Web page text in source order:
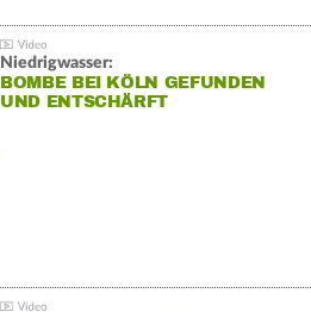
Niedrigwasser:
BOMBE BEI KÖLN GEFUNDEN
UND ENTSCHÄRFT